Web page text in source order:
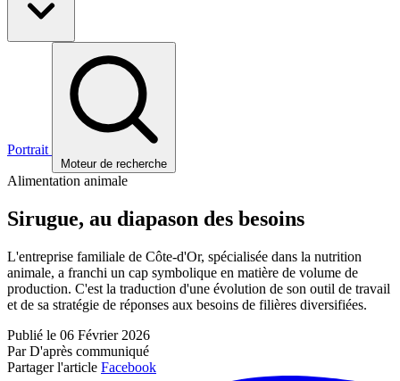
Portrait
Moteur de recherche
Alimentation animale
Sirugue, au diapason des besoins
L'entreprise familiale de Côte-d'Or, spécialisée dans la nutrition
animale, a franchi un cap symbolique en matière de volume de
production. C'est la traduction d'une évolution de son outil de travail
et de sa stratégie de réponses aux besoins de filières diversifiées.
Publié le 06 Février 2026
Par D'après communiqué
Partager l'article Facebook